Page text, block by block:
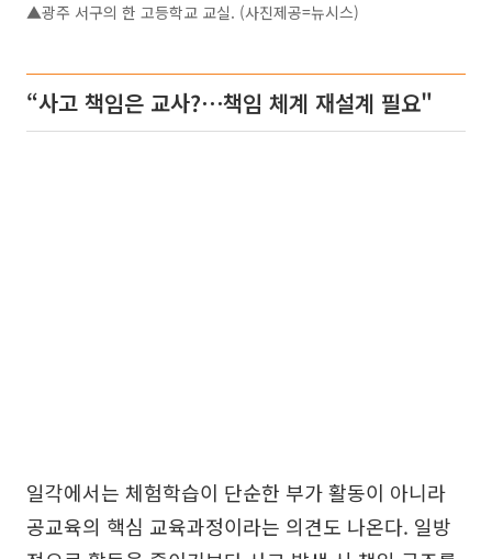
▲광주 서구의 한 고등학교 교실. (사진제공=뉴시스)
“사고 책임은 교사?⋯책임 체계 재설계 필요"
일각에서는 체험학습이 단순한 부가 활동이 아니라
공교육의 핵심 교육과정이라는 의견도 나온다. 일방